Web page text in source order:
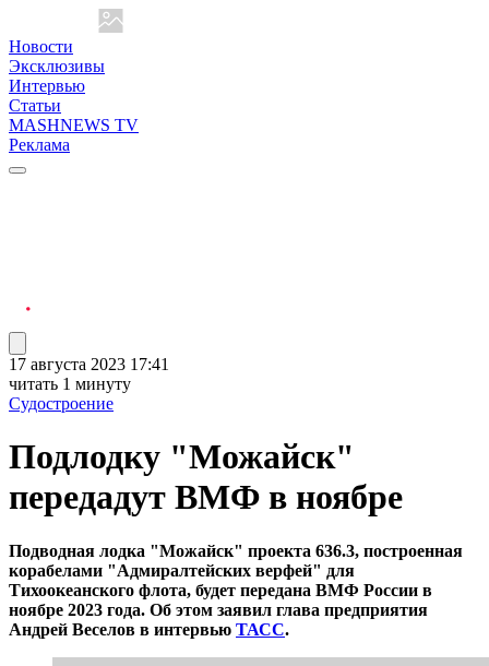
Новости
Эксклюзивы
Интервью
Статьи
MASHNEWS TV
Реклама
17 августа 2023 17:41
читать 1 минуту
Судостроение
Подлодку "Можайск"
передадут ВМФ в ноябре
Подводная лодка "Можайск" проекта 636.3, построенная
корабелами "Адмиралтейских верфей" для
Тихоокеанского флота, будет передана ВМФ России в
ноябре 2023 года. Об этом заявил глава предприятия
Андрей Веселов в интервью ТАСС.